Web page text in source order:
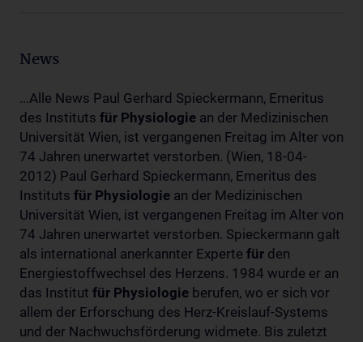
News
...Alle News Paul Gerhard Spieckermann, Emeritus
des Instituts für Physiologie an der Medizinischen
Universität Wien, ist vergangenen Freitag im Alter von
74 Jahren unerwartet verstorben. (Wien, 18-04-
2012) Paul Gerhard Spieckermann, Emeritus des
Instituts für Physiologie an der Medizinischen
Universität Wien, ist vergangenen Freitag im Alter von
74 Jahren unerwartet verstorben. Spieckermann galt
als international anerkannter Experte für den
Energiestoffwechsel des Herzens. 1984 wurde er an
das Institut für Physiologie berufen, wo er sich vor
allem der Erforschung des Herz-Kreislauf-Systems
und der Nachwuchsförderung widmete. Bis zuletzt